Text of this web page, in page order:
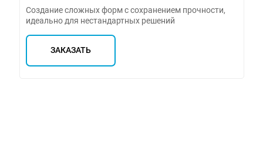
Создание сложных форм с сохранением прочности,
идеально для нестандартных решений
ЗАКАЗАТЬ